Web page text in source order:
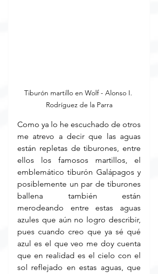
Tiburón martillo en Wolf - Alonso I.
Rodríguez de la Parra
Como ya lo he escuchado de otros
me atrevo a decir que las aguas
están repletas de tiburones, entre
ellos los famosos martillos, el
emblemático tiburón Galápagos y
posiblemente un par de tiburones
ballena también están
merodeando entre estas aguas
azules que aún no logro describir,
pues cuando creo que ya sé qué
azul es el que veo me doy cuenta
que en realidad es el cielo con el
sol reflejado en estas aguas, que